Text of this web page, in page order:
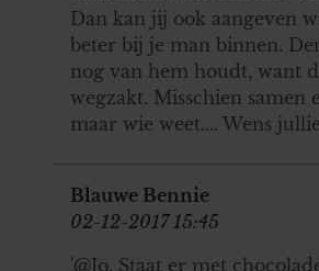
Dan kan jij ook aangeven
beter bij je man binnen.
nog van hem houdt, want
wegzakt. Misschien samen
maar wie weet.... Wens
Blauwe Bennie
02-12-2017 15:45
'@Jo. Staat er met